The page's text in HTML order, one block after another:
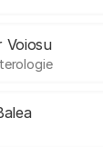
Voiosu